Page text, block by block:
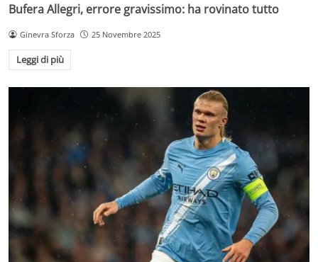
Bufera Allegri, errore gravissimo: ha rovinato tutto
Ginevra Sforza 25 Novembre 2025
Leggi di più